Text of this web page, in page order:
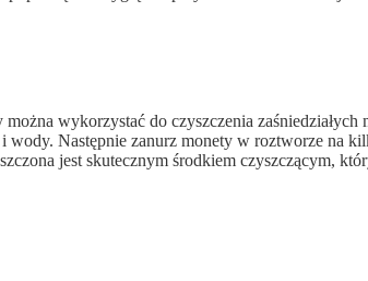
wykorzystać do czyszczenia zaśniedziałych
Następnie zanurz monety w roztworze na
jest skutecznym środkiem czyszczącym,